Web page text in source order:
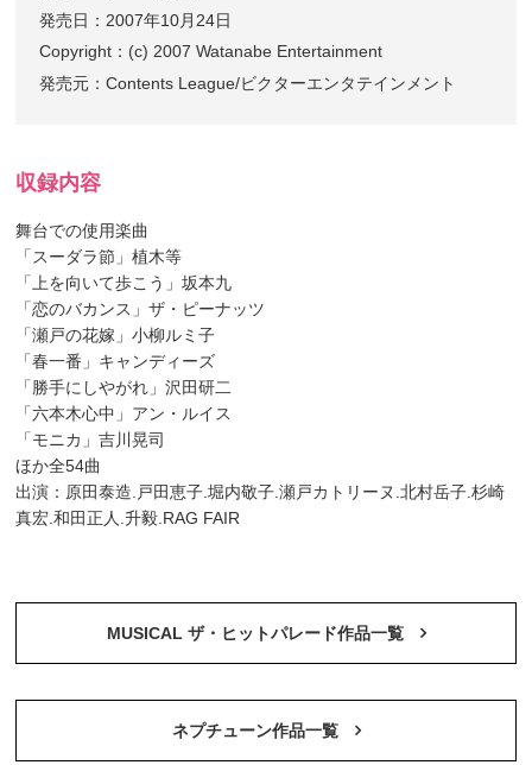
発売日：2007年10月24日
Copyright：(c) 2007 Watanabe Entertainment
発売元：Contents League/ビクターエンタテインメント
収録内容
舞台での使用楽曲
「スーダラ節」植木等
「上を向いて歩こう」坂本九
「恋のバカンス」ザ・ピーナッツ
「瀬戸の花嫁」小柳ルミ子
「春一番」キャンディーズ
「勝手にしやがれ」沢田研二
「六本木心中」アン・ルイス
「モニカ」吉川晃司
ほか全54曲
出演：原田泰造.戸田恵子.堀内敬子.瀬戸カトリーヌ.北村岳子.杉崎
真宏.和田正人.升毅.RAG FAIR
MUSICAL ザ・ヒットパレード作品一覧
ネプチューン作品一覧